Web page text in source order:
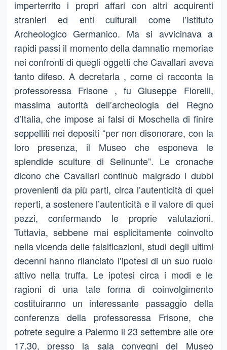
imperterrito i propri affari con altri acquirenti
stranieri ed enti culturali come l’Istituto
Archeologico Germanico. Ma si avvicinava a
rapidi passi il momento della damnatio memoriae
nei confronti di quegli oggetti che Cavallari aveva
tanto difeso. A decretarla , come ci racconta la
professoressa Frisone , fu Giuseppe Fiorelli,
massima autorità dell’archeologia del Regno
d’Italia, che impose ai falsi di Moschella di finire
seppelliti nei depositi “per non disonorare, con la
loro presenza, il Museo che esponeva le
splendide sculture di Selinunte”. Le cronache
dicono che Cavallari continuò malgrado i dubbi
provenienti da più parti, circa l’autenticità di quei
reperti, a sostenere l’autenticità e il valore di quei
pezzi, confermando le proprie valutazioni.
Tuttavia, sebbene mai esplicitamente coinvolto
nella vicenda delle falsificazioni, studi degli ultimi
decenni hanno rilanciato l’ipotesi di un suo ruolo
attivo nella truffa. Le ipotesi circa i modi e le
ragioni di una tale forma di coinvolgimento
costituiranno un interessante passaggio della
conferenza della professoressa Frisone, che
potrete seguire a Palermo il 23 settembre alle ore
17.30, presso la sala convegni del Museo